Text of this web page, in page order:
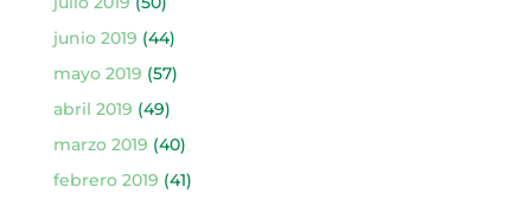
junio 2019 (44)
mayo 2019 (57)
abril 2019 (49)
marzo 2019 (40)
febrero 2019 (41)